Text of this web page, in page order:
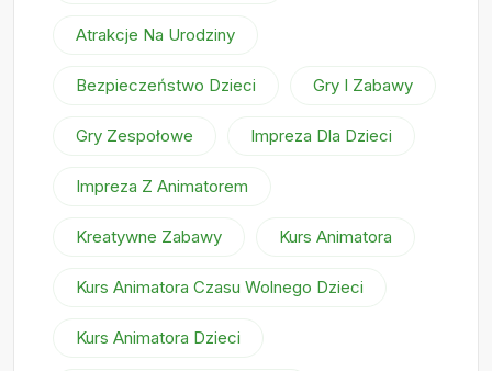
Atrakcje Na Urodziny
Bezpieczeństwo Dzieci Gry I Zabawy
Gry Zespołowe Impreza Dla Dzieci
Impreza Z Animatorem
Kreatywne Zabawy Kurs Animatora
Kurs Animatora Czasu Wolnego Dzieci
Kurs Animatora Dzieci